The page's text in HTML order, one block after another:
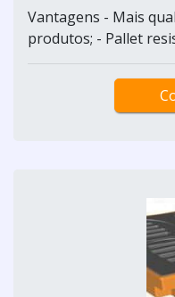
Vantagens - Mais
produtos; - Pallet